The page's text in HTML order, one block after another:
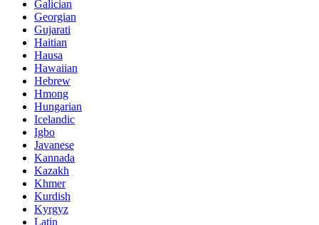
Galician
Georgian
Gujarati
Haitian
Hausa
Hawaiian
Hebrew
Hmong
Hungarian
Icelandic
Igbo
Javanese
Kannada
Kazakh
Khmer
Kurdish
Kyrgyz
Latin